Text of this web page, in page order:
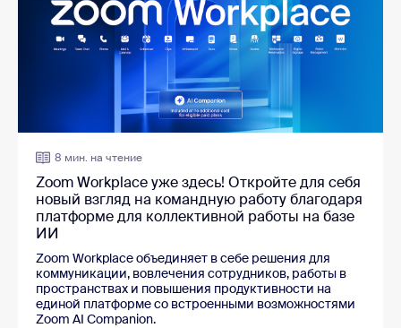
8 мин. на чтение
Zoom Workplace уже здесь! Откройте для себя
новый взгляд на командную работу благодаря
платформе для коллективной работы на базе
ИИ
Zoom Workplace объединяет в себе решения для
коммуникации, вовлечения сотрудников, работы в
пространствах и повышения продуктивности на
единой платформе со встроенными возможностями
Zoom AI Companion.